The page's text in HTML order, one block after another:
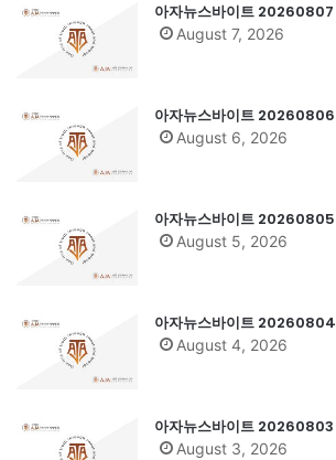
아자뉴스바이트 20260807
August 7, 2026
아자뉴스바이트 20260806
August 6, 2026
아자뉴스바이트 20260805
August 5, 2026
아자뉴스바이트 20260804
August 4, 2026
아자뉴스바이트 20260803
August 3, 2026